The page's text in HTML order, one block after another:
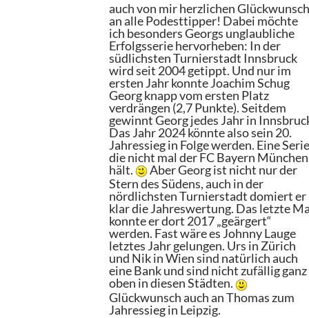
auch von mir herzlichen
an alle Podesttipper! Dabei möchte
ich besonders Georgs unglaubliche
Erfolgsserie hervorheben: In der
südlichsten Turnierstadt Innsbruck
wird seit 2004 getippt. Und nur im
ersten Jahr konnte Joachim Schug
Georg knapp vom ersten Platz
verdrängen (2,7 Punkte). Seitdem
gewinnt Georg jedes Jahr in
Das Jahr 2024 könnte also sein 20.
Jahressieg in Folge werden. Eine
die nicht mal der FC Bayern München
hält.
Aber Georg ist nicht nur der
Stern des Südens, auch in der
nördlichsten Turnierstadt domiert er
klar die Jahreswertung. Das letzte
konnte er dort 2017 „geärgert“
werden. Fast wäre es Johnny Lauge
letztes Jahr gelungen. Urs in Zürich
und Nik in Wien sind natürlich auch
eine Bank und sind nicht zufällig ganz
oben in diesen Städten.
Glückwunsch auch an Thomas zum
Jahressieg in Leipzig.